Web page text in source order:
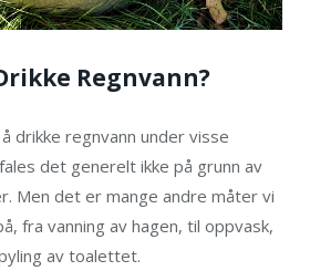
Regnvann?
drikke regnvann under visse
det generelt ikke på grunn av
Men det er mange andre måter vi
fra vanning av hagen, til oppvask,
av toalettet.